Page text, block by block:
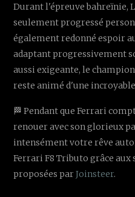
Durant l'épreuve bahreïnie,
seulement progressé
également redonné espoir
adaptant progressivement
aussi exigeante, le
reste animé d'une
🏁 Pendant que Ferrari
renouer avec son glorieux
intensément votre rêve
Ferrari F8 Tributo grâce
proposées parJoinsteer.